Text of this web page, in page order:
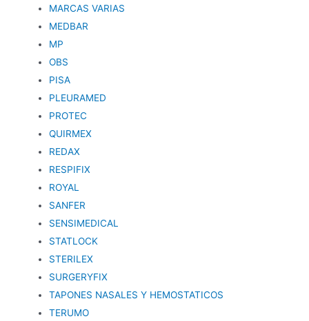
MARCAS VARIAS
MEDBAR
MP
OBS
PISA
PLEURAMED
PROTEC
QUIRMEX
REDAX
RESPIFIX
ROYAL
SANFER
SENSIMEDICAL
STATLOCK
STERILEX
SURGERYFIX
TAPONES NASALES Y HEMOSTATICOS
TERUMO